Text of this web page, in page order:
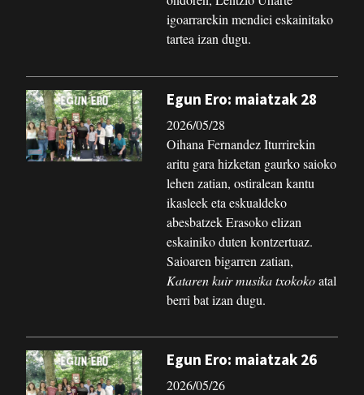
igoarrarekin mendiei eskainitako
tartea izan dugu.
Egun Ero: maiatzak 28
2026/05/28
Oihana Fernandez Iturrirekin
aritu gara hizketan gaurko saioko
lehen zatian, ostiralean kantu
ikasleek eta eskualdeko
abesbatzek Erasoko elizan
eskainiko duten kontzertuaz.
Saioaren bigarren zatian,
Kataren kuir musika txokokoatal
berri bat izan dugu.
Egun Ero: maiatzak 26
2026/05/26